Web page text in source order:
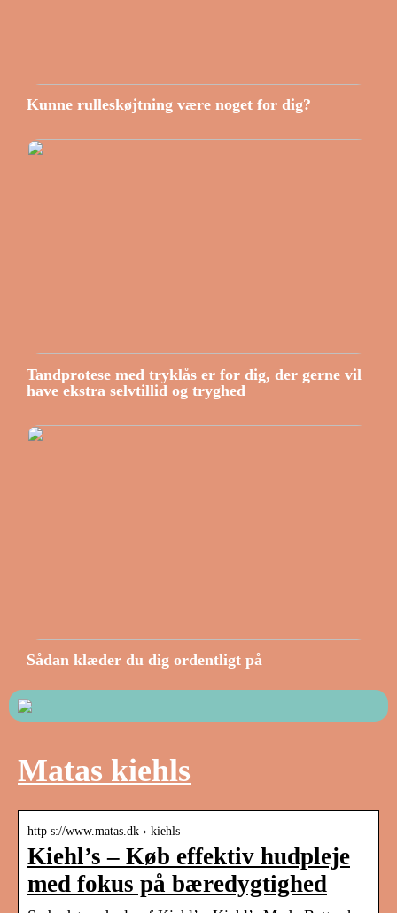
Kunne rulleskøjtning være noget for dig?
Tandprotese med tryklås er for dig, der gerne vil
have ekstra selvtillid og tryghed
Sådan klæder du dig ordentligt på
Matas kiehls
http s://www.matas.dk › kiehls
Kiehl’s – Køb effektiv hudpleje
med fokus på bæredygtighed